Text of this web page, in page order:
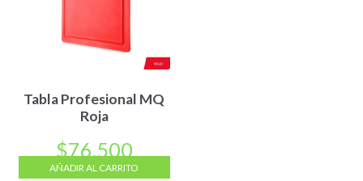
Tabla Profesional MQ
Roja
$76.500
AÑADIR AL CARRITO